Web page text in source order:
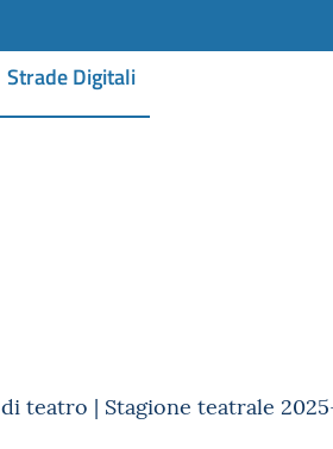
Strade Digitali
teatro | Stagione teatrale